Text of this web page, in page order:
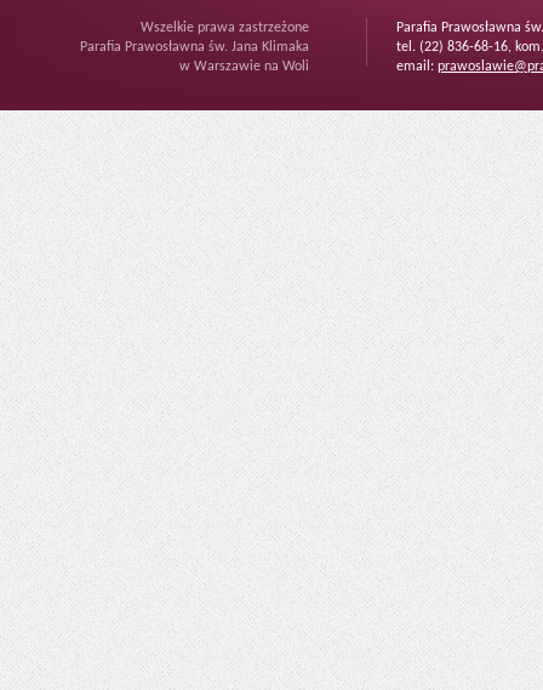
Wszelkie prawa zastrzeżone
Parafia Prawosławna św. Jana Klimaka
w Warszawie na Woli
Parafia Prawosławna
tel. (22) 836-68-16,
email: